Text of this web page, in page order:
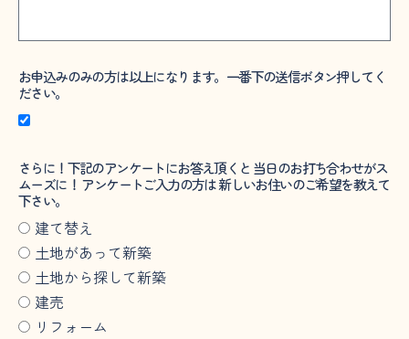
お申込みのみの方は以上になります。一番下の送信ボタン押してく
ださい。
さらに！下記のアンケートにお答え頂くと 当日のお打ち合わせがス
ムーズに！ アンケートご入力の方は 新しいお住いのご希望を教えて
下さい。
建て替え
土地があって新築
土地から探して新築
建売
リフォーム